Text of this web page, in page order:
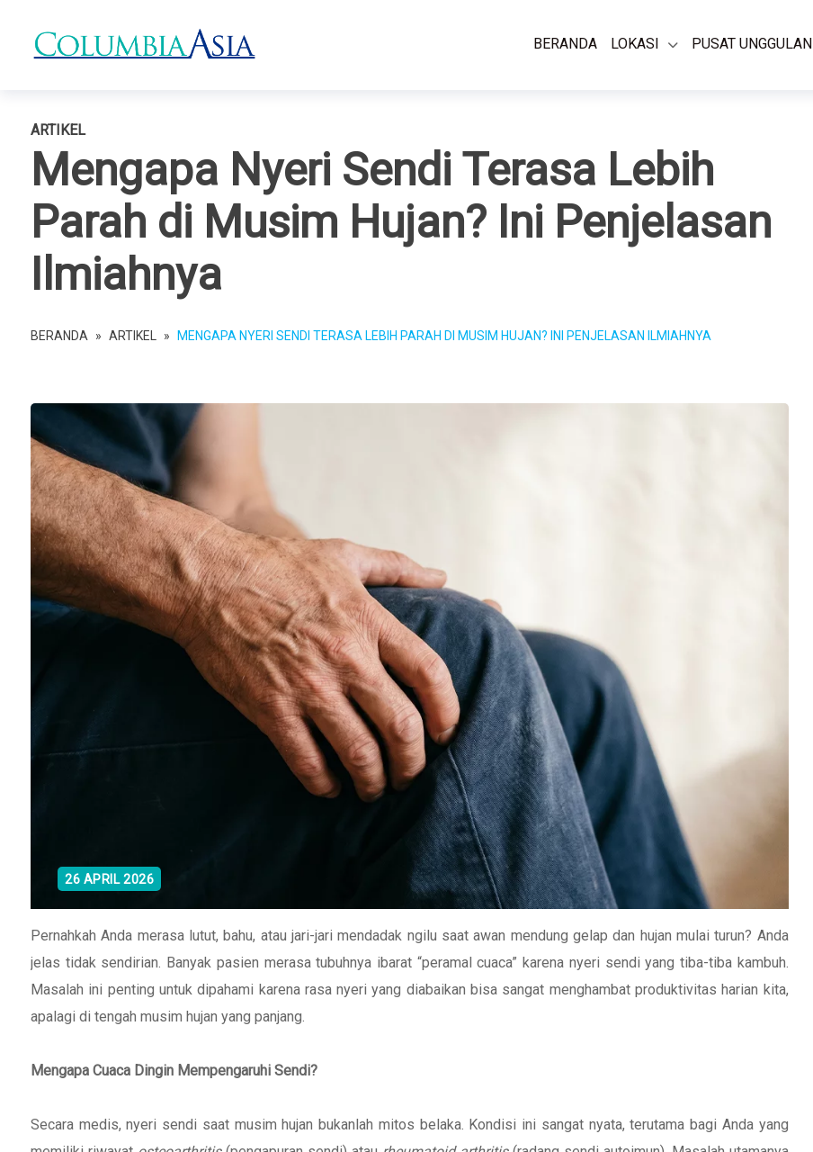
BERANDA LOKASI PUSAT UNGGULAN
ARTIKEL
Mengapa Nyeri Sendi Terasa Lebih
Parah di Musim Hujan? Ini Penjelasan
Ilmiahnya
BERANDA » ARTIKEL » MENGAPA NYERI SENDI TERASA LEBIH PARAH DI MUSIM HUJAN? INI PENJELASAN ILMIAHNYA
26 APRIL 2026
Pernahkah Anda merasa lutut, bahu, atau jari-jari mendadak ngilu saat awan mendung gelap dan hujan mulai turun? Anda
jelas tidak sendirian. Banyak pasien merasa tubuhnya ibarat “peramal cuaca” karena nyeri sendi yang tiba-tiba kambuh.
Masalah ini penting untuk dipahami karena rasa nyeri yang diabaikan bisa sangat menghambat produktivitas harian kita,
apalagi di tengah musim hujan yang panjang.
Mengapa Cuaca Dingin Mempengaruhi Sendi?
Secara medis, nyeri sendi saat musim hujan bukanlah mitos belaka. Kondisi ini sangat nyata, terutama bagi Anda yang